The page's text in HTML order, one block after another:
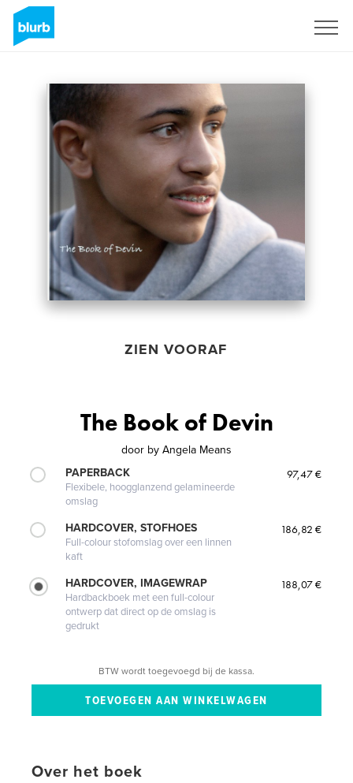
ZIEN VOORAF
The Book of Devin
door by Angela Means
PAPERBACK
Flexibele, hoogglanzend gelamineerde
omslag
97,47 €
HARDCOVER, STOFHOES
Full-colour stofomslag over een linnen
kaft
186,82 €
HARDCOVER, IMAGEWRAP
Hardbackboek met een full-colour
ontwerp dat direct op de omslag is
gedrukt
188,07 €
BTW wordt toegevoegd bij de kassa.
Over het boek